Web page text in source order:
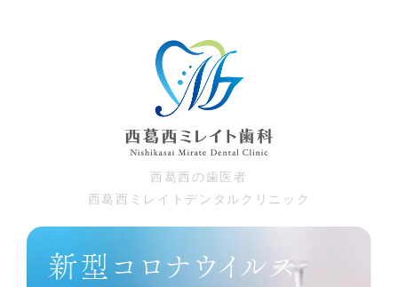
⻄葛⻄の⻭医者
⻄葛⻄ミレイトデンタルクリニック
新型コロナウイルス